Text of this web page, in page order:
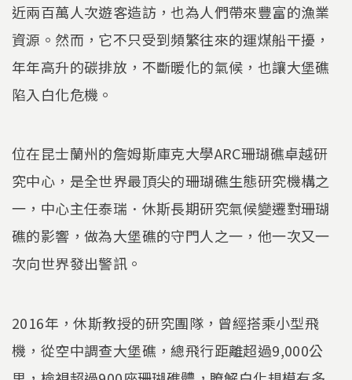
近兩百萬人次遊客造訪，也為人們帶來豐富的漁業
資源。然而，它不只受到頻繁往來的運煤船干擾，
年年高升的碳排放，不斷暖化的氣候，也讓大堡礁
陷入白化危機。
位在昆士蘭州的詹姆斯庫克大學ARC珊瑚礁卓越研
究中心，是全世界最頂尖的珊瑚礁生態研究機構之
一，中心主任泰瑞．休斯長期研究氣候變遷對珊瑚
礁的影響，做為大堡礁的守門人之一，他一次又一
次向世界發出警訊。
2016年，休斯教授的研究團隊，曾經搭乘小型飛
機，從空中調查大堡礁，總飛行距離超過9,000公